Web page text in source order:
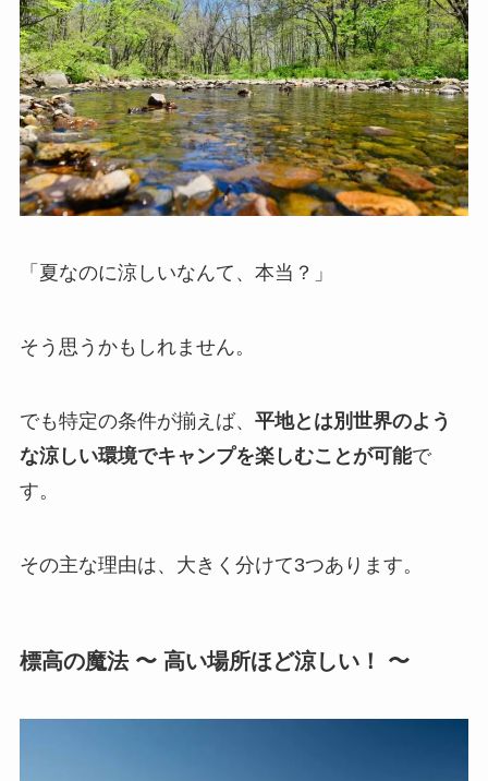
「夏なのに涼しいなんて、本当？」
そう思うかもしれません。
でも特定の条件が揃えば、 平地とは別世界のよう
な涼しい環境でキャンプを楽しむことが可能で
す。
その主な理由は、大きく分けて3つあります。
標高の魔法 〜 高い場所ほど涼しい！ 〜